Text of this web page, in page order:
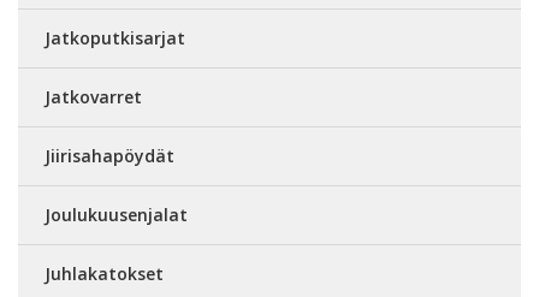
Jatkoputkisarjat
Jatkovarret
Jiirisahapöydät
Joulukuusenjalat
Juhlakatokset